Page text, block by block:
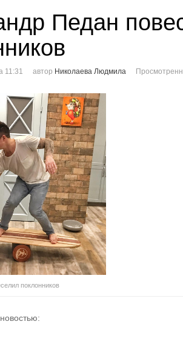
Педан
11:31 автор Николаева Людмила
поклонников